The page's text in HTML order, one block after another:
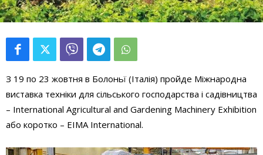
З 19 по 23 жовтня в Болоньї (Італія) пройде Міжнародна
виставка техніки для сільського господарства і садівництва
– International Agricultural and Gardening Machinery Exhibition
або коротко – EIMA International.